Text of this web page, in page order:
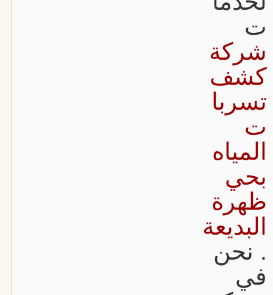
ت
شركة
كشف
تسربا
ت
المياه
بحي
ظهرة
البديعة
. نحن
في